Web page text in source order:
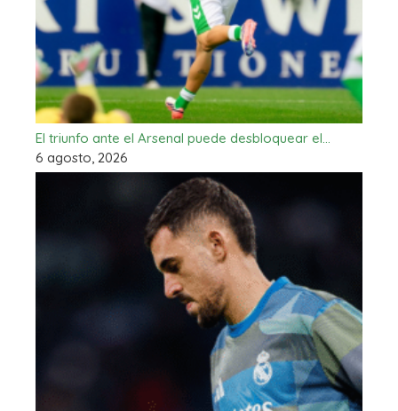
El triunfo ante el Arsenal puede desbloquear el…
6 agosto, 2026